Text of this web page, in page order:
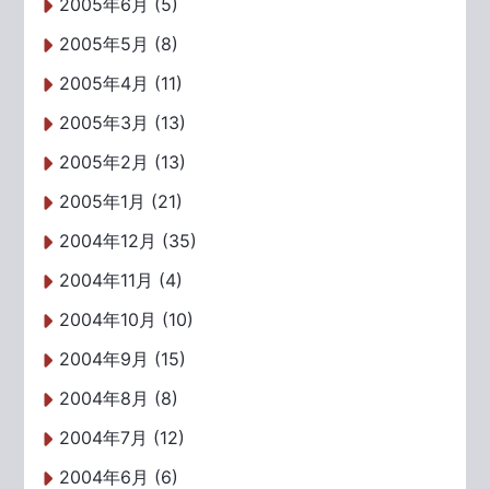
2005年6月 (5)
2005年5月 (8)
2005年4月 (11)
2005年3月 (13)
2005年2月 (13)
2005年1月 (21)
2004年12月 (35)
2004年11月 (4)
2004年10月 (10)
2004年9月 (15)
2004年8月 (8)
2004年7月 (12)
2004年6月 (6)